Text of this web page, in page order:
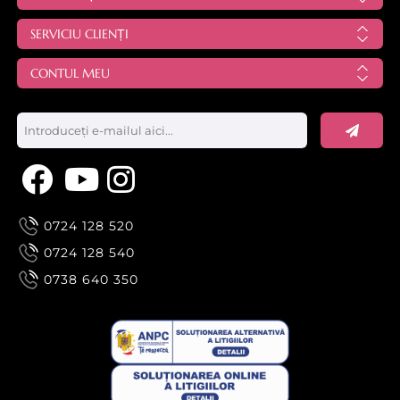
Tutorial epilare cu ceara premium de unica folosinta
SERVICIU CLIENȚI
CONTUL MEU
0724 128 520
0724 128 540
0738 640 350